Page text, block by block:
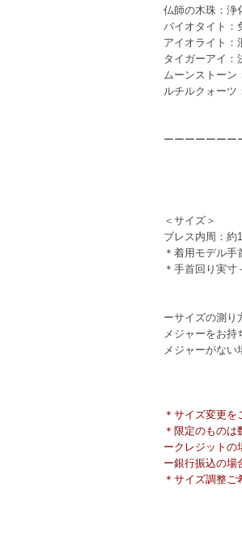
仏師の木珠：浄
バイオタイト：
アイオライト：
タイガーアイ：
ムーンストーン
ルチルクォーツ
ーーーーーーー
＜サイズ＞
ブレス内周：約
＊着用モデル
＊手首回り実寸
ーサイズの測り
メジャーをお持
メジャーがない
＊サイズ変更
＊限定のもの
ークレジットの
ー銀行振込の場
＊サイズ調整ご